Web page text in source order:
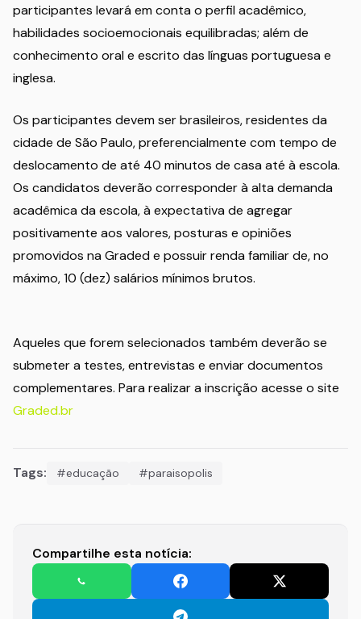
participantes levará em conta o perfil acadêmico,
habilidades socioemocionais equilibradas; além de
conhecimento oral e escrito das línguas portuguesa e
inglesa.
Os participantes devem ser brasileiros, residentes da
cidade de São Paulo, preferencialmente com tempo de
deslocamento de até 40 minutos de casa até à escola.
Os candidatos deverão corresponder à alta demanda
acadêmica da escola, à expectativa de agregar
positivamente aos valores, posturas e opiniões
promovidos na Graded e possuir renda familiar de, no
máximo, 10 (dez) salários mínimos brutos.
Aqueles que forem selecionados também deverão se
submeter a testes, entrevistas e enviar documentos
complementares. Para realizar a inscrição acesse o site
Graded.br
Tags: #educação #paraisopolis
Compartilhe esta notícia: